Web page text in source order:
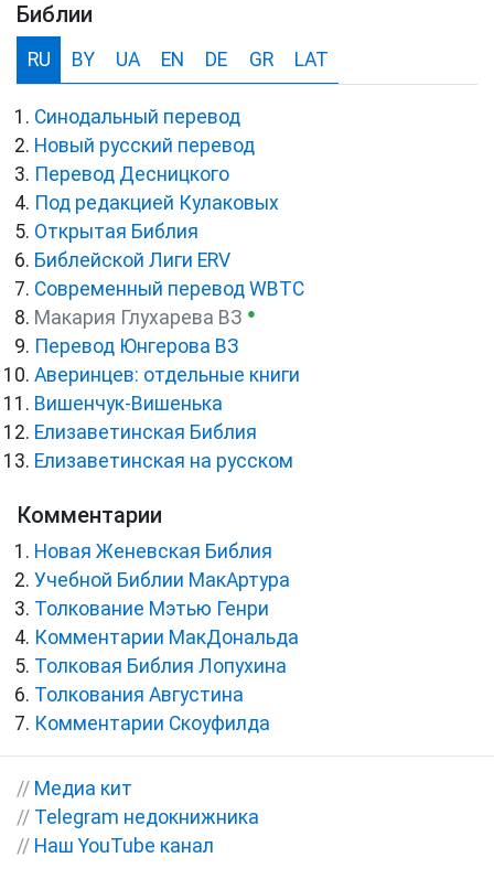
Библии
RU BY UA EN DE GR LAT
Синодальный перевод
Новый русский перевод
Перевод Десницкого
Под редакцией Кулаковых
Открытая Библия
Библейской Лиги ERV
Cовременный перевод WBTC
Макария Глухарева ВЗ ●
Перевод Юнгерова ВЗ
Аверинцев: отдельные книги
Вишенчук-Вишенька
Елизаветинская Библия
Елизаветинская на русском
Комментарии
Новая Женевская Библия
Учебной Библии МакАртура
Толкование Мэтью Генри
Комментарии МакДональда
Толковая Библия Лопухина
Толкования Августина
Комментарии Скоуфилда
// Медиа кит
// Telegram недокнижника
// Наш YouTube канал